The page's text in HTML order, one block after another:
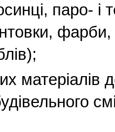
паро- і
матеріалів